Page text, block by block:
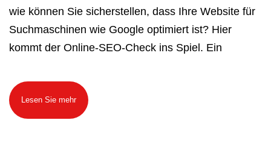
wie können Sie sicherstellen, dass Ihre Website für
Suchmaschinen wie Google optimiert ist? Hier
kommt der Online-SEO-Check ins Spiel. Ein
Lesen Sie mehr